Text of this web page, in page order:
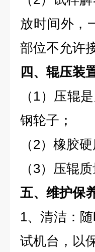
放时间外，
部位不允许
四、辊压装
（1）压辊
钢轮子；
（2）橡胶
（3）压辊
五、维护保
1、清洁：
试机台，以